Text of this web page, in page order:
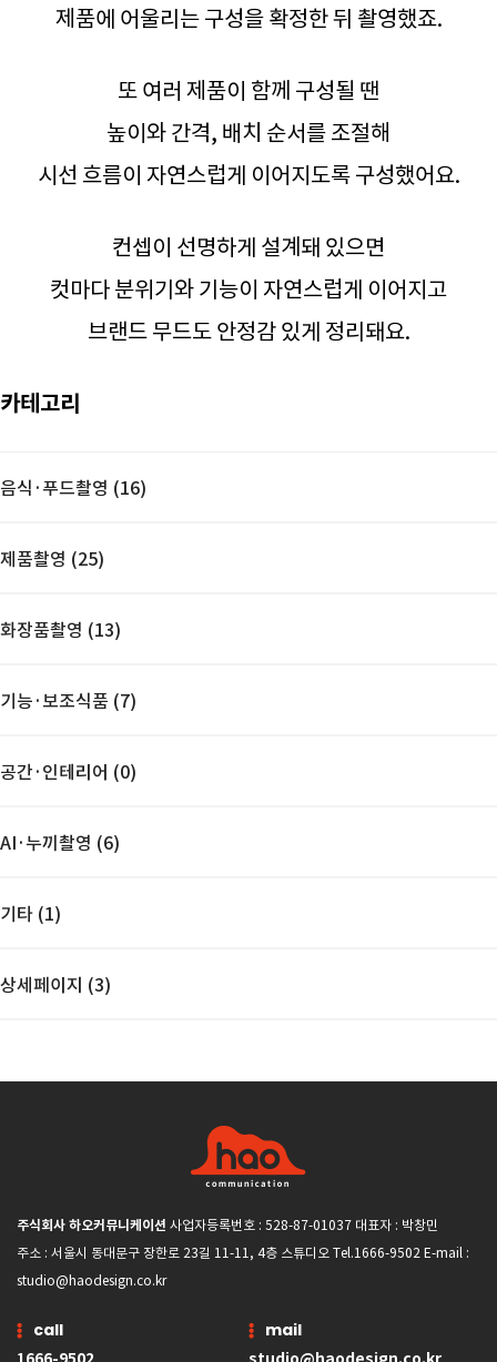
제품에 어울리는 구성을 확정한 뒤 촬영했죠.
또 여러 제품이 함께 구성될 땐
높이와 간격, 배치 순서를 조절해
시선 흐름이 자연스럽게 이어지도록 구성했어요.
컨셉이 선명하게 설계돼 있으면
컷마다 분위기와 기능이 자연스럽게 이어지고
브랜드 무드도 안정감 있게 정리돼요.
카테고리
음식·푸드촬영 (16)
제품촬영 (25)
화장품촬영 (13)
기능·보조식품 (7)
공간·인테리어 (0)
AI·누끼촬영 (6)
기타 (1)
상세페이지 (3)
주식회사 하오커뮤니케이션 사업자등록번호 : 528-87-01037 대표자 : 박창민
주소 : 서울시 동대문구 장한로 23길 11-11, 4층 스튜디오 Tel.1666-9502 E-mail :
studio@haodesign.co.kr
call
1666-9502
mail
studio@haodesign.co.kr